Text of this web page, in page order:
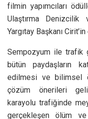
filmin yapımcıları
Ulaştırma
Yargıtay Başkanı
Sempozyum ile trafik
bütün paydaşların
edilmesi ve bilimsel
çözüm önerileri
karayolu trafiğinde
gerçekleşen ölüm